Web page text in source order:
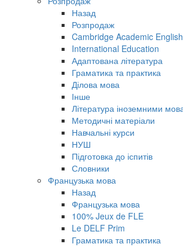
Назад
Розпродаж
Cambridge Academic English
International Education
Адаптована література
Граматика та практика
Ділова мова
Інше
Література іноземними
Методичні матеріали
Навчальні курси
НУШ
Підготовка до іспитів
Словники
Французька мова
Назад
Французька мова
100% Jeux de FLE
Le DELF Prim
Граматика та практика